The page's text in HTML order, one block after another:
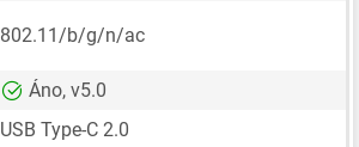
802.11/b/g/n/ac
Áno, v5.0
USB Type-C 2.0